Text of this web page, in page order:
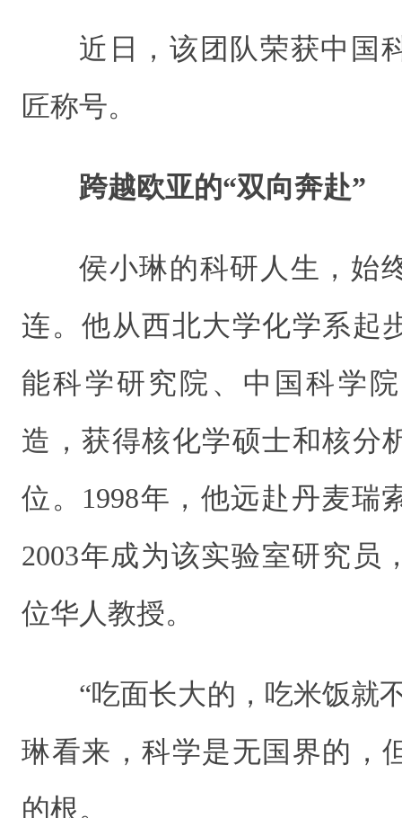
近日，该团队荣获中国
匠称号。
跨越欧亚的“双向奔赴”
侯小琳的科研人生，始
连。他从西北大学化学系起
能科学研究院、中国科学
造，获得核化学硕士和核分
位。1998年，他远赴丹麦瑞
2003年成为该实验室研究员
位华人教授。
“吃面长大的，吃米饭就
琳看来，科学是无国界的，
的根。